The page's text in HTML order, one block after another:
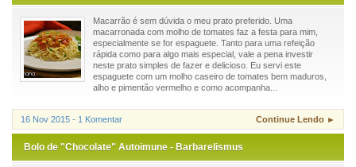
Macarrão é sem dúvida o meu prato preferido. Uma
macarronada com molho de tomates faz a festa para mim,
especialmente se for espaguete. Tanto para uma refeição
rápida como para algo mais especial, vale a pena investir
neste prato simples de fazer e delicioso. Eu servi este
espaguete com um molho caseiro de tomates bem maduros,
alho e pimentão vermelho e como acompanha...
16 Nov 2015 - 1 Komentar Continue Lendo ►
Bolo de "Chocolate" Autoimune - Barbarelismus